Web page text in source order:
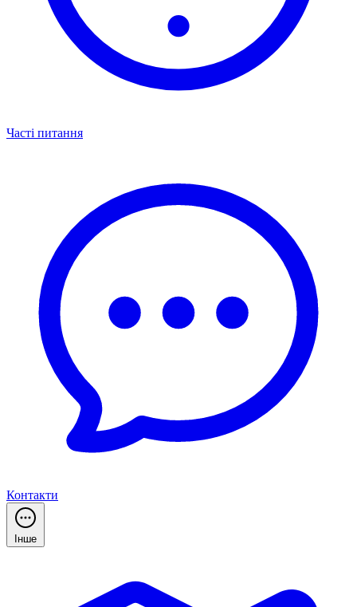
Часті питання
Контакти
Інше